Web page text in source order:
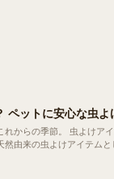
ペットに安心な虫
イテムを使う機会もおのず
然由来の虫よけアイテム